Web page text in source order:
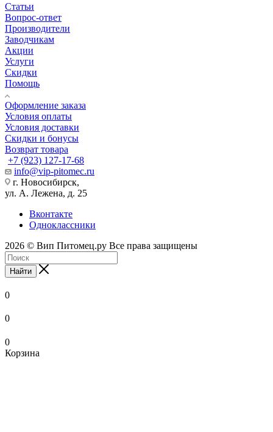
Статьи
Вопрос-ответ
Производители
Заводчикам
Акции
Услуги
Скидки
Помощь
Оформление заказа
Условия оплаты
Условия доставки
Скидки и бонусы
Возврат товара
+7 (923) 127-17-68
info@vip-pitomec.ru
г. Новосибирск,
ул. А. Лежена, д. 25
Вконтакте
Одноклассники
2026 © Вип Питомец.ру Все права защищены
Найти
0
0
0
Корзина